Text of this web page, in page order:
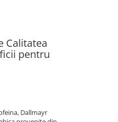
Calitatea
pentru
Dallmayr